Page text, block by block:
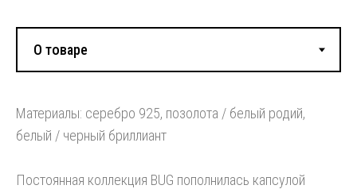
Материалы: серебро 925, позолота / белый родий,
белый / черный бриллиант
Постоянная коллекция BUG пополнилась капсулой
Смотрите также: